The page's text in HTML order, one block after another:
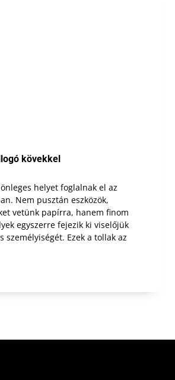
kövekkel
helyet foglalnak el az
Nem pusztán eszközök,
vetünk papírra, hanem finom
egyszerre fejezik ki viselőjük
személyiségét. Ezek a tollak az